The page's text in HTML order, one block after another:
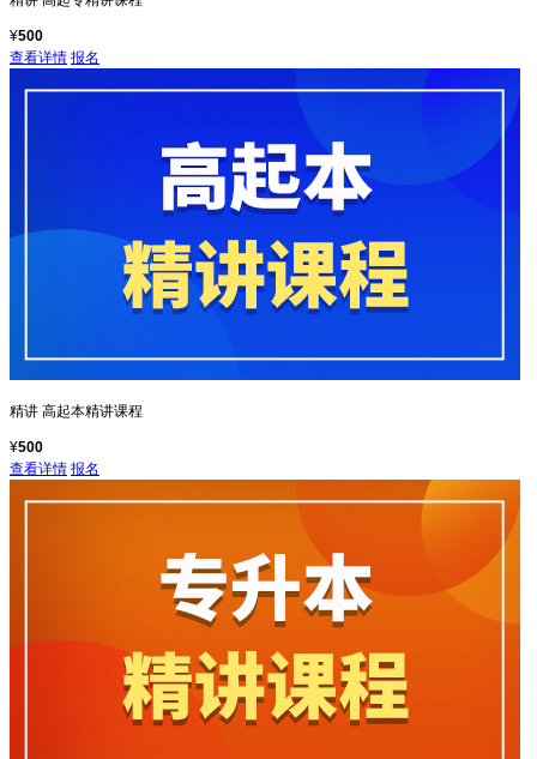
¥500
查看详情 报名
精讲 高起本精讲课程
¥500
查看详情 报名